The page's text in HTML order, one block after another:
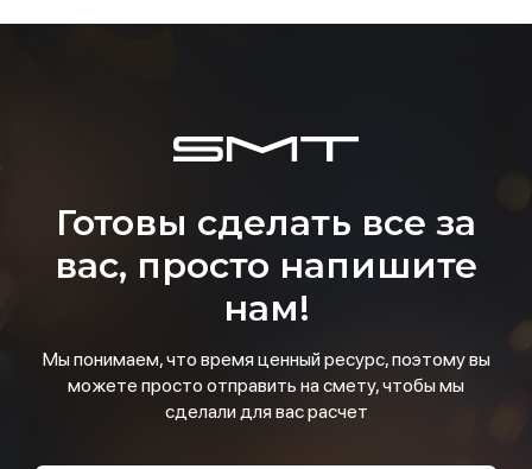
Готовы сделать все за
вас, просто напишите
нам!
Мы понимаем, что время ценный ресурс, поэтому вы
можете просто отправить на смету, чтобы мы
сделали для вас расчет